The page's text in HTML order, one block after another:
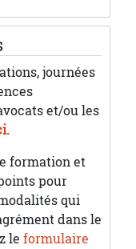
journées
et/ou les
formation et
pour
qui
dans le
le formulaire